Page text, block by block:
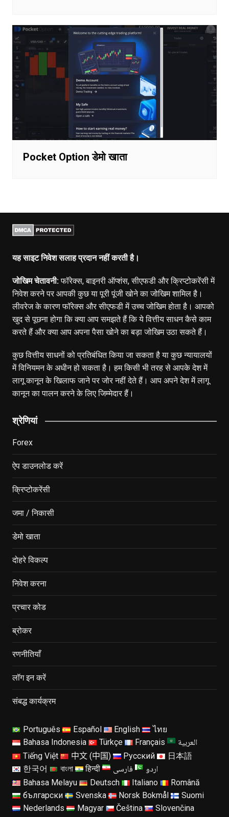
Pocket Option डेमो खाता
यह साइट निवेश सलाह प्रदान नहीं करती है।
जोखिम चेतावनी:फॉरेक्स, बाइनरी ऑप्शंस, सीएफडी और क्रिप्टोकरेंसी में
निवेश करने पर आपकी कुछ या पूरी पूंजी खोने का जोखिम शामिल है।
लीवरेज के कारण फॉरेक्स और सीएफडी में उच्च जोखिम होता है। आपको
खुद से पूछना होगा कि क्या आप समझते हैं कि ये वित्तीय साधन कैसे काम
करते हैं और क्या आप अपना पैसा खोने का बड़ा जोखिम उठा सकते हैं।
कुछ वित्तीय साधनों को प्रतिबंधित किया जा सकता है या कुछ न्यायालयों
में विनियमन के अधीन हो सकता है। हम किसी भी तरह से आपके देश में
लागू कानून के खिलाफ जाने पर जोर नहीं देते हैं। आप अपने देश में लागू
कानून का पालन करने के लिए जिम्मेदार हैं।
श्रेणियां
Forex
ऐप डाउनलोड करें
क्रिप्टोकरेंसी
जमा / निकासी
डेमो खाता
दोहरे विकल्प
निवेश करना
प्रचार कोड
ब्रोकर
रणनीतियाँ
लॉग इन करें
संबद्ध कार्यक्रम
Português Español English
ไทย
Bahasa Indonesia
Türkçe Français العربية
Tiếng Việt 中文 (中国) Русский
日本語
한국어
বাংলা हिन्दी فارسی اردو
Bahasa Melayu Deutsch Italiano
Română
български
Svenska Norsk Bokmål
Suomi
Nederlands
Magyar Čeština
Slovenčina